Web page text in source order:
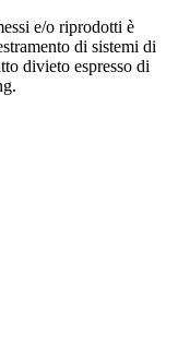
e/o riprodotti è
di sistemi di
divieto espresso di